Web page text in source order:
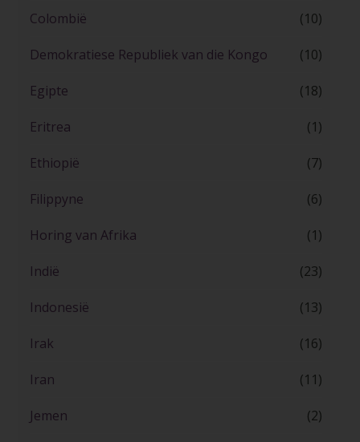
Colombië (10)
Demokratiese Republiek van die Kongo (10)
Egipte (18)
Eritrea (1)
Ethiopië (7)
Filippyne (6)
Horing van Afrika (1)
Indië (23)
Indonesië (13)
Irak (16)
Iran (11)
Jemen (2)